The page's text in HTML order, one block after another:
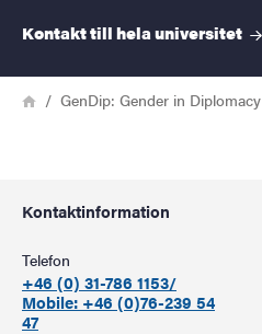
Kontakt till helauniversitet
Länkstig
HemGenDip: Gender in Diplomacy
Kontaktinformation
Telefon
+46 (0) 31-786 1153/
Mobile: +46 (0)76-239 54
47